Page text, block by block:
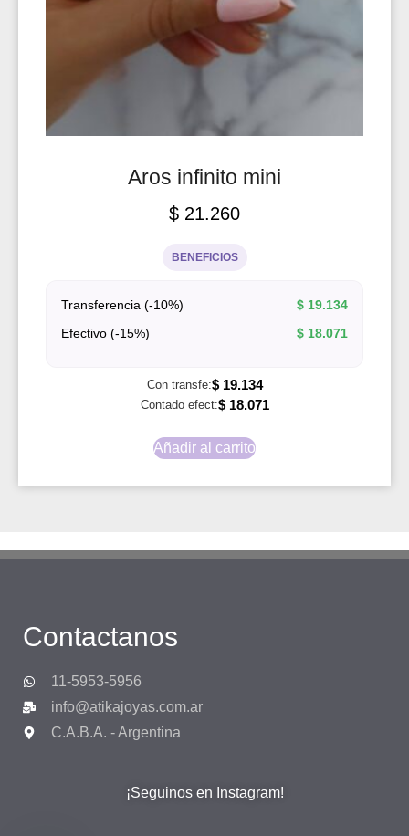
Aros infinito mini
$ 21.260
BENEFICIOS
Transferencia (-10%) $ 19.134
Efectivo (-15%)
$ 18.071
Con transfe:$19.134
Contado efect:$18.071
Añadir al carrito
Contactanos
11-5953-5956
info@atikajoyas.com.ar
C.A.B.A. - Argentina
¡Seguinos en Instagram!